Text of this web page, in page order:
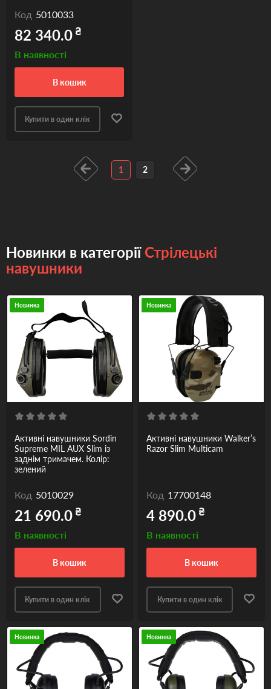
Код 5010033
82 340.0₴
В наявності
в кошик
Купити в один клік
1 2
Новинки в категорії Стрілецькі
навушники
Новинка
Активні навушники Sordin
Supreme MIL AUX Slim із
заднім тримачем. Колір:
зелений
Код 5010029
21 690.0₴
В наявності
в кошик
Купити в один клік
Новинка
Активні навушники Walker’s
Razor Slim Multicam
Код 17700148
4 890.0₴
В наявності
в кошик
Купити в один клік
Новинка Новинка